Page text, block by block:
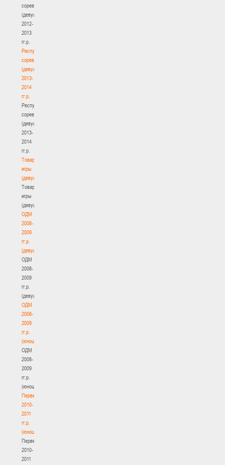
соревнования
(девушки)
2012-
2013
гг.р.
Республиканские
соревнования
(девушки)
2013-
2014
гг.р.
Республиканские
соревнования
(девушки)
2013-
2014
гг.р.
Товарищеские
игры
(девушки)
Товарищеские
игры
(девушки)
ОДМ
2008-
2009
гг.р.
(девушки)
ОДМ
2008-
2009
гг.р.
(девушки)
ОДМ
2008-
2009
гг.р.
(юноши)
ОДМ
2008-
2009
гг.р.
(юноши)
Первенство
2010-
2011
гг.р.
(юноши)
Первенство
2010-
2011